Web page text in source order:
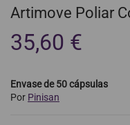
Artimove Poliar
35,60 €
Envase de 50 cápsulas
Por Pinisan